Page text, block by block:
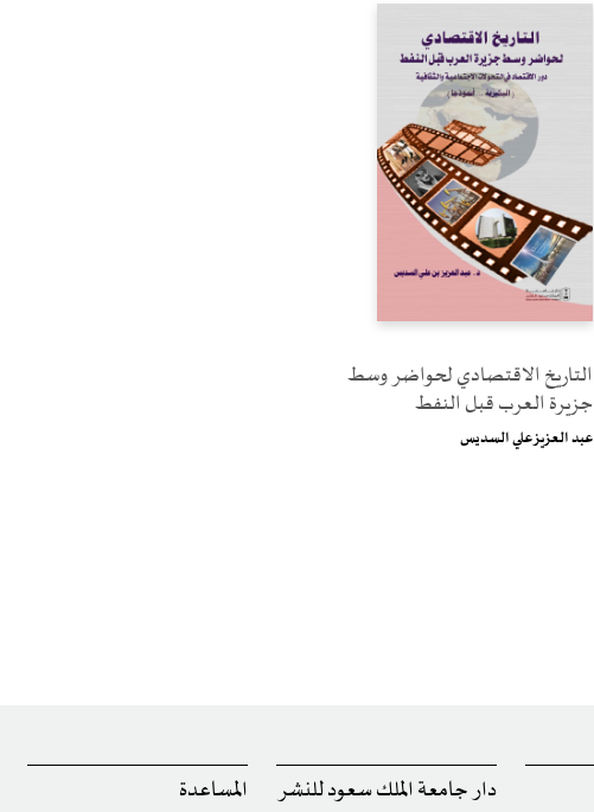
التاريخ الاقتصادي لحواضر وسط
جزيرة العرب قبل النفط
عبد العزيز علي السديس
دار جامعة الملك سعود للنشر المساعدة